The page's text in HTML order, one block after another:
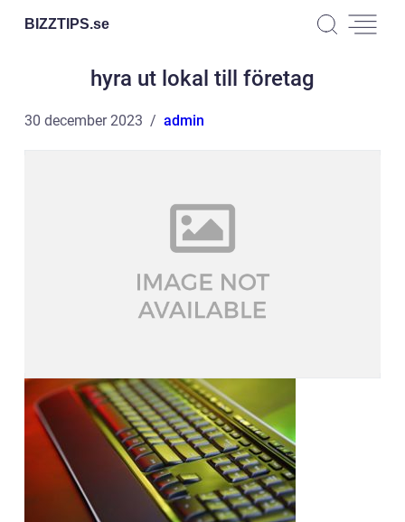
BIZZTIPS.se
hyra ut lokal till företag
30 december 2023 admin